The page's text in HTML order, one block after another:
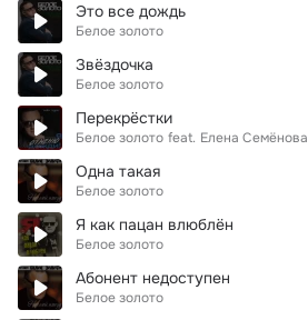
Это все дождь
Белое золото
Звёздочка
Белое золото
Перекрёстки
Белое золото feat. Елена Семёнова
Одна такая
Белое золото
Я как пацан влюблён
Белое золото
Абонент недоступен
Белое золото